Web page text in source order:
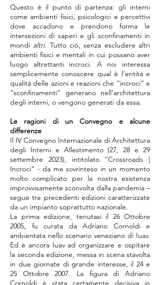
Questo è il punto di partenza: gli interni
come ambienti fisici, psicologici e percettivi
dove accadono e prendono forma le
intersezioni di saperi e gli sconfinamenti in
mondi altri. Tutto ciò, senza escludere altri
ambienti fisici e mentali in cui possano aver
luogo altrettanti incroci. A noi interessa
semplicemente conoscere qual è l’entità e
qualità delle azioni e reazioni che “incroci” e
“sconfinamenti” generano nell’architettura
degli interni, o vengono generati da essa.
Le ragioni di un Convegno e alcune
differenze
Il IV Convegno Internazionale di Architettura
degli Interni e Allestimento (27, 28 e 29
settembre 2023), intitolato “Crossroads |
Incroci” - da me sovrinteso in un momento
molto complicato per la nostra esistenza
improvvisamente sconvolta dalla pandemia –
segue tre precedenti edizioni caratterizzate
da un impianto soprattutto nazionale.
La prima edizione, tenutasi il 26 Ottobre
2005, fu curata da Adriano Cornoldi e
ambientata nello scenario veneziano di Iuav.
Ed è ancora Iuav ad organizzare e ospitare
la seconda edizione, messa in scena stavolta
in due giornate di grande interesse, il 24 e
25 Ottobre 2007. La figura di Adriano
Cornoldi è stata certamente decisiva in